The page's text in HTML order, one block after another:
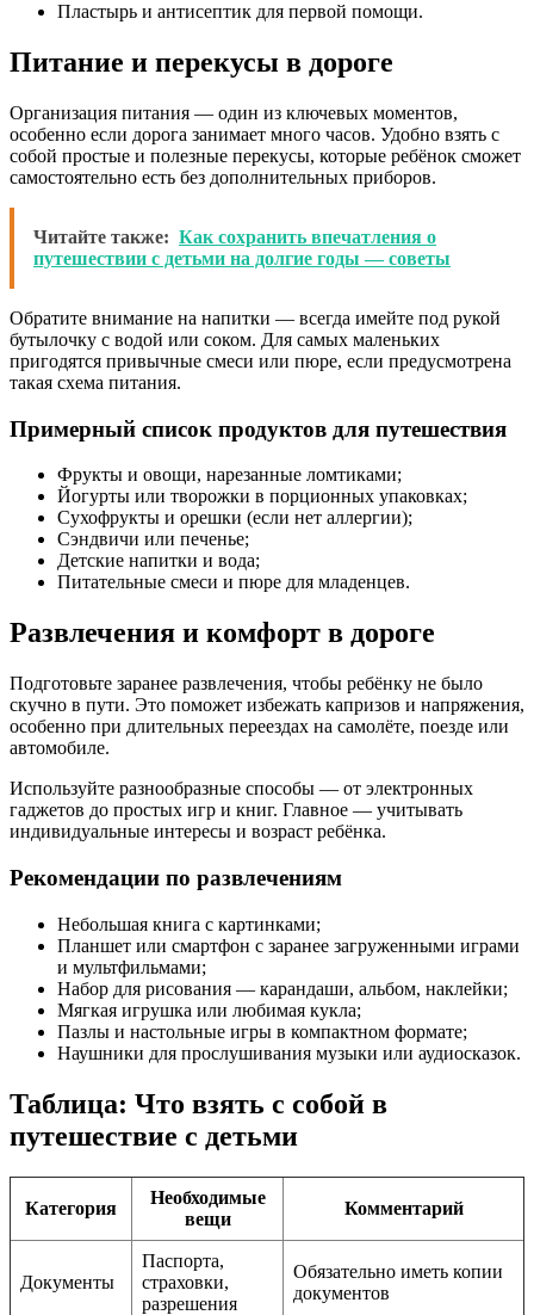
Пластырь и антисептик для первой помощи.
Питание и перекусы в дороге
Организация питания — один из ключевых моментов,
особенно если дорога занимает много часов. Удобно взять с
собой простые и полезные перекусы, которые ребёнок сможет
самостоятельно есть без дополнительных приборов.
Читайте также: Как сохранить впечатления о
путешествии с детьми на долгие годы — советы
Обратите внимание на напитки — всегда имейте под рукой
бутылочку с водой или соком. Для самых маленьких
пригодятся привычные смеси или пюре, если предусмотрена
такая схема питания.
Примерный список продуктов для путешествия
Фрукты и овощи, нарезанные ломтиками;
Йогурты или творожки в порционных упаковках;
Сухофрукты и орешки (если нет аллергии);
Сэндвичи или печенье;
Детские напитки и вода;
Питательные смеси и пюре для младенцев.
Развлечения и комфорт в дороге
Подготовьте заранее развлечения, чтобы ребёнку не было
скучно в пути. Это поможет избежать капризов и напряжения,
особенно при длительных переездах на самолёте, поезде или
автомобиле.
Используйте разнообразные способы — от электронных
гаджетов до простых игр и книг. Главное — учитывать
индивидуальные интересы и возраст ребёнка.
Рекомендации по развлечениям
Небольшая книга с картинками;
Планшет или смартфон с заранее загруженными играми
и мультфильмами;
Набор для рисования — карандаши, альбом, наклейки;
Мягкая игрушка или любимая кукла;
Пазлы и настольные игры в компактном формате;
Наушники для прослушивания музыки или аудиосказок.
Таблица: Что взять с собой в
путешествие с детьми
Категория
Необходимые
вещи
Комментарий
Документы
Паспорта,
страховки,
разрешения
Обязательно иметь копии
документов